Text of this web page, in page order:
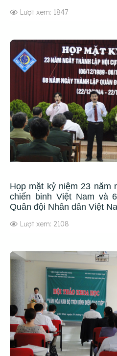
Lượt xem: 1847
Họp mặt kỷ niệm 23 năm
chiến binh Việt Nam và
Quân đội Nhân dân Việt
Lượt xem: 2108